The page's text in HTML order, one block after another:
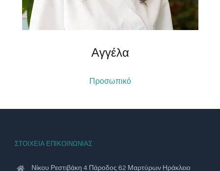
Αγγέλα
Προσωπικό
ΣΤΟΙΧΕΙΑ ΕΠΙΚΟΙΝΩΝΙΑΣ
Νίκου Ρεστιβάκη 4 Πάροδος 62 Μαρτύρων Ηράκλειο